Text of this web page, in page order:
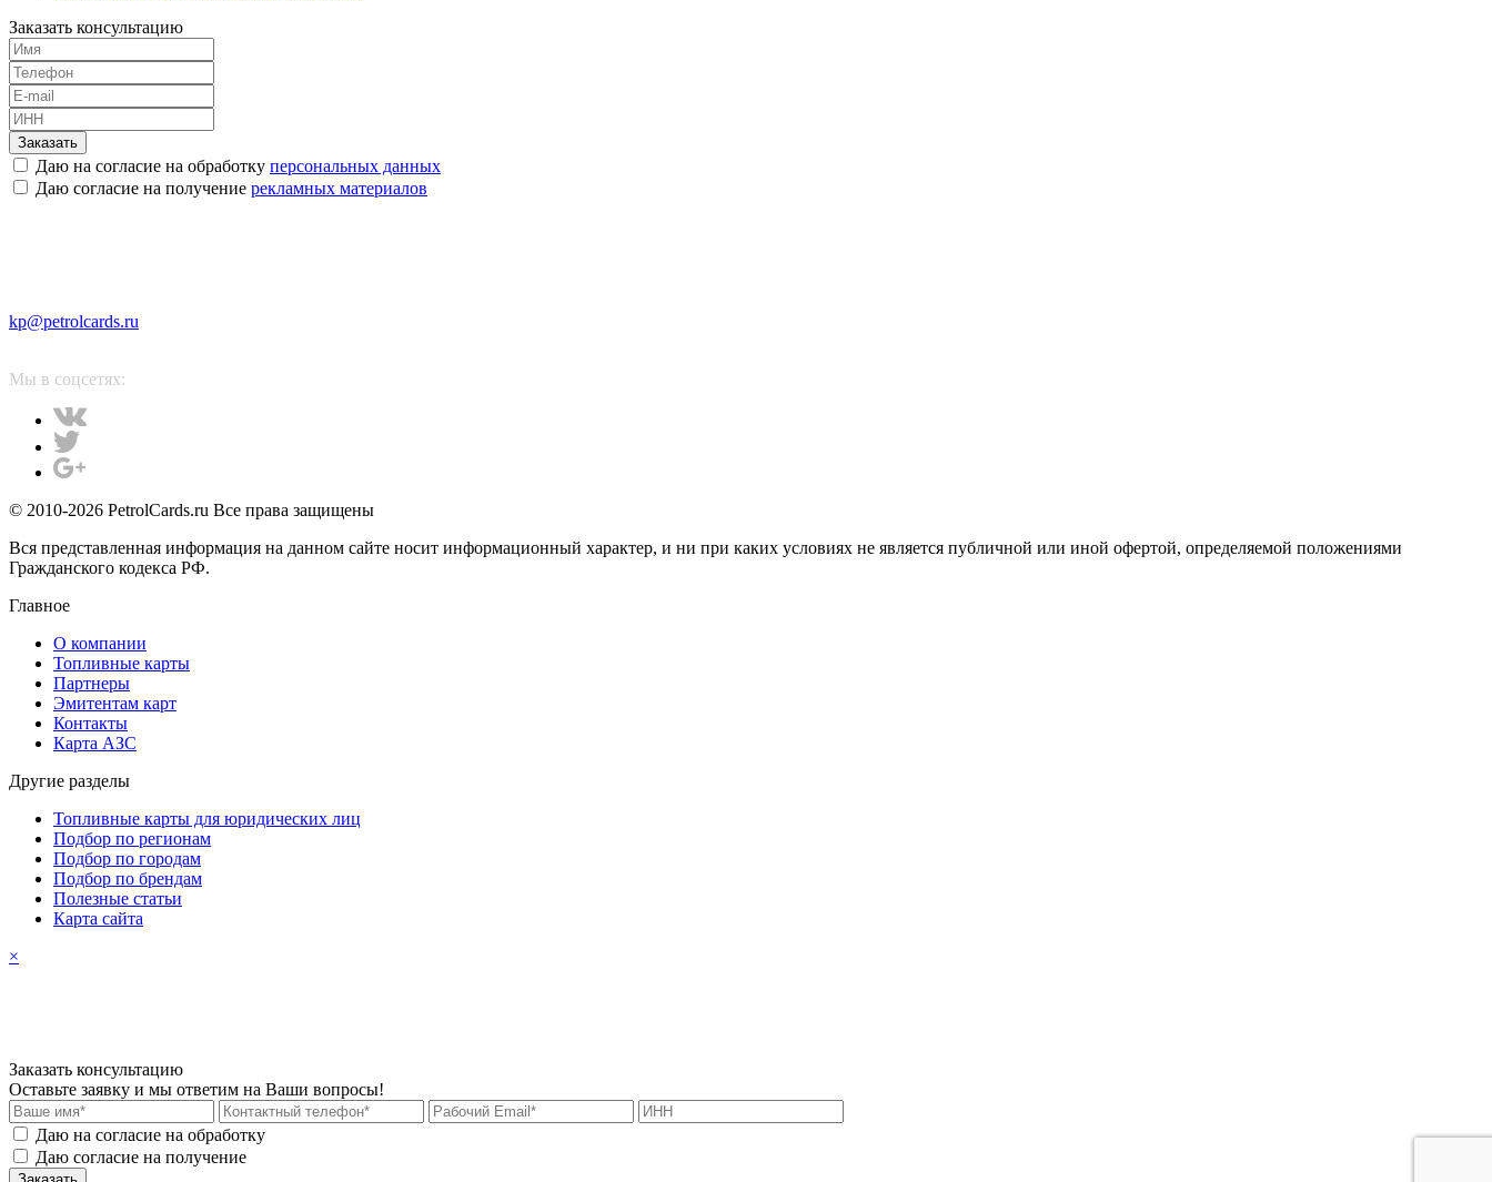
Заказать консультацию
Заказать
Даю на согласие на обработку персональных данных
Даю согласие на получение рекламных материалов
kp@petrolcards.ru
Мы в соцсетях:
© 2010-2026 PetrolCards.ru Все права защищены
Вся представленная информация на данном сайте носит информационный характер, и ни при каких условиях не является публичной или иной офертой, определяемой положениями
Гражданского кодекса РФ.
Главное
О компании
Топливные карты
Партнеры
Эмитентам карт
Контакты
Карта АЗС
Другие разделы
Топливные карты для юридических лиц
Подбор по регионам
Подбор по городам
Подбор по брендам
Полезные статьи
Карта сайта
×
Заказать консультацию
Оставьте заявку и мы ответим на Ваши вопросы!
Даю на согласие на обработку
Даю согласие на получение